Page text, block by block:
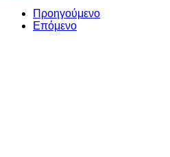
Share
Προηγούμενο
Επόμενο